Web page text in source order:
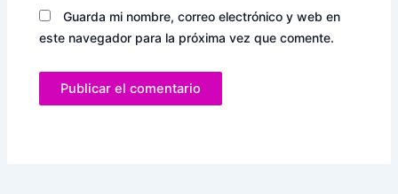
Guarda mi nombre, correo electrónico y web en
este navegador para la próxima vez que comente.